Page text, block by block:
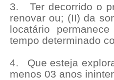
3.
Ter decorrido o
renovar ou; (II) da
locatário
tempo determinado
4.
Que esteja
menos 03 anos